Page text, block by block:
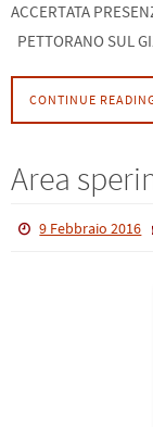
ACCERTATA
PETTORANO SUL
CONTINUE
Area
9 Febbraio 2016